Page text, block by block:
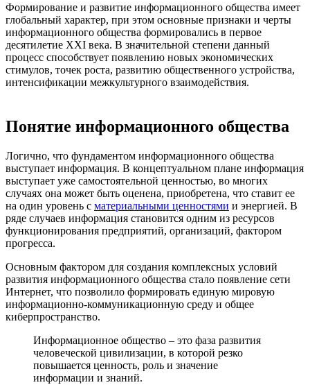
Формирование и развитие информационного общества имеет
глобальный характер, при этом основные признаки и черты
информационного общества формировались в первое
десятилетие XXI века. В значительной степени данный
процесс способствует появлению новых экономических
стимулов, точек роста, развитию общественного устройства,
интенсификации межкультурного взаимодействия.
Понятие информационного общества
Логично, что фундаментом информационного общества
выступает информация. В концептуальном плане информация
выступает уже самостоятельной ценностью, во многих
случаях она может быть оценена, приобретена, что ставит ее
на один уровень с материальными ценностями и энергией. В
ряде случаев информация становится одним из ресурсов
функционирования предприятий, организаций, фактором
прогресса.
Основным фактором для создания комплексных условий
развития информационного общества стало появление сети
Интернет, что позволило формировать единую мировую
информационно-коммуникационную среду и общее
киберпространство.
Информационное общество – это фаза развития
человеческой цивилизации, в которой резко
повышается ценность, роль и значение
информации и знаний.